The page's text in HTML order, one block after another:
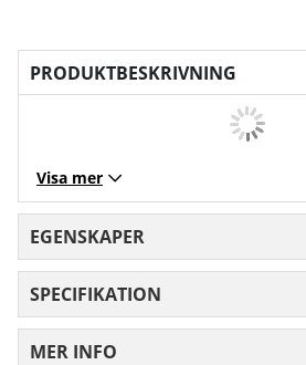
PRODUKTBESKRIVNING
Visa mer
EGENSKAPER
SPECIFIKATION
MER INFO